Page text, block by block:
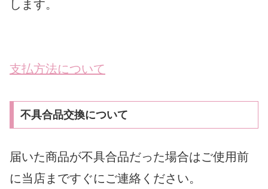
します。
支払方法について
不具合品交換について
届いた商品が不具合品だった場合はご使用前
に当店まですぐにご連絡ください。